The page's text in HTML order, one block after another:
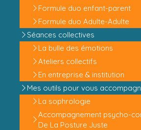
Formule duo enfant-parent
Formule duo Adulte-Adulte
Séances collectives
La bulle des émotions
Ateliers collectifs
En entreprise & institution
Mes outils pour vous
La sophrologie
Accompagnement psycho-
De La Posture Juste